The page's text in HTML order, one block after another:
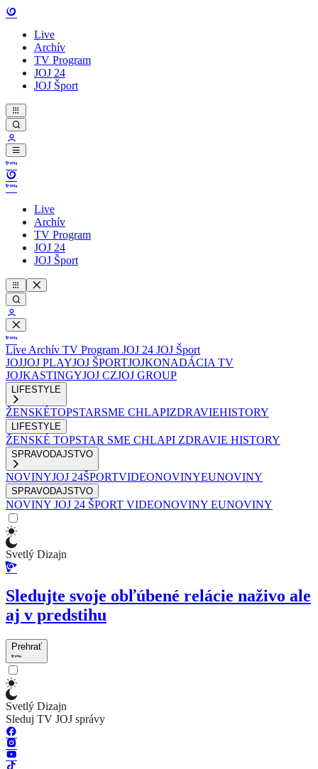
Live
Archív
TV Program
JOJ 24
JOJ Šport
Live
Archív
TV Program
JOJ 24
JOJ Šport
Live Archív TV Program JOJ 24 JOJ Šport
JOJJOJ PLAYJOJ ŠPORTJOJKONADÁCIA TV
JOJKASTINGYJOJ CZJOJ GROUP
LIFESTYLE
ŽENSKÉTOPSTARSME CHLAPIZDRAVIEHISTORY
LIFESTYLE
ŽENSKÉ TOPSTAR SME CHLAPI ZDRAVIE HISTORY
SPRAVODAJSTVO
NOVINYJOJ 24ŠPORTVIDEONOVINYEUNOVINY
SPRAVODAJSTVO
NOVINY JOJ 24 ŠPORT VIDEONOVINY EUNOVINY
Svetlý Dizajn
Sledujte svoje obľúbené relácie naživo ale
aj v predstihu
Prehrať
Svetlý Dizajn
Sleduj TV JOJ správy